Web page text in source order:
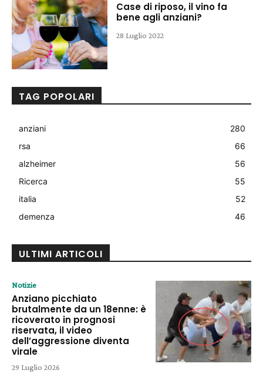
Case di riposo, il vino fa
bene agli anziani?
28 Luglio 2022
TAG POPOLARI
anziani
280
rsa
66
alzheimer
56
Ricerca
55
italia
52
demenza
46
ULTIMI ARTICOLI
Notizie
Anziano picchiato
brutalmente da un 18enne: è
ricoverato in prognosi
riservata, il video
dell’aggressione diventa
virale
29 Luglio 2026